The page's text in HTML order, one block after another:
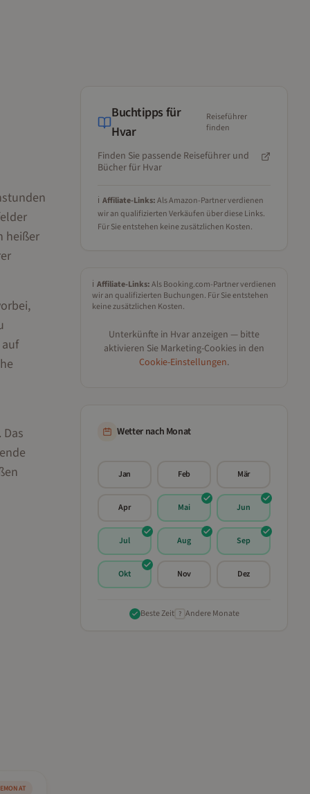
heißer
Buchtipps für
Hvar
Reiseführer
finden
Finden Sie passende Reiseführer und
Bücher für Hvar
ℹ️ Affiliate-Links:Als Amazon-Partner verdienen
wir an qualifizierten Verkäufen über diese Links.
Für Sie entstehen keine zusätzlichen Kosten.
ℹ️ Affiliate-Links:Als Booking.com-Partner verdienen
wir an qualifizierten Buchungen. Für Sie entstehen
keine zusätzlichen Kosten.
Unterkünfte in Hvar anzeigen — bitte
aktivieren Sie Marketing-Cookies in den
Cookie-Einstellungen.
Wetter nach Monat
Jan Feb Mär
Apr Mai Jun
Jul Aug Sep
Okt Nov Dez
Beste Zeit ? Andere Monate